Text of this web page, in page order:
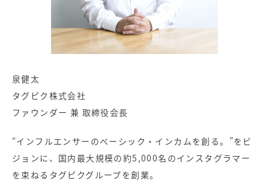
泉健太
タグピク株式会社
ファウンダー 兼 取締役会長
“インフルエンサーのべーシック・インカムを創る。”をビ
ジョンに、国内最大規模の約5,000名のインスタグラマー
を束ねるタグピクグループを創業。